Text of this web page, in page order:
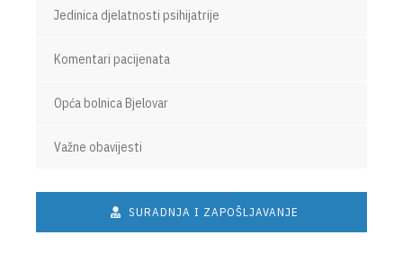
Jedinica djelatnosti psihijatrije
Komentari pacijenata
Opća bolnica Bjelovar
Važne obavijesti
SURADNJA I ZAPOŠLJAVANJE